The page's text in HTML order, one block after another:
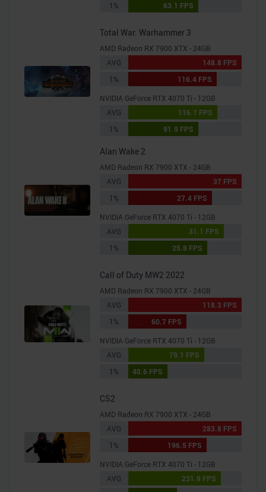
1%
63.1 FPS
Total War: Warhammer 3
AMD Radeon RX 7900 XTX - 24GB
AVG
148.8 FPS
1%
116.4 FPS
NVIDIA GeForce RTX 4070 Ti - 12GB
AVG
116.7 FPS
1%
91.9 FPS
Alan Wake 2
AMD Radeon RX 7900 XTX - 24GB
AVG
37 FPS
1%
27.4 FPS
NVIDIA GeForce RTX 4070 Ti - 12GB
AVG
31.1 FPS
1%
25.8 FPS
Call of Duty MW2 2022
AMD Radeon RX 7900 XTX - 24GB
AVG
118.3 FPS
1%
60.7 FPS
NVIDIA GeForce RTX 4070 Ti - 12GB
AVG
79.1 FPS
1%
40.6 FPS
CS2
AMD Radeon RX 7900 XTX - 24GB
AVG
283.8 FPS
1%
196.5 FPS
NVIDIA GeForce RTX 4070 Ti - 12GB
AVG
231.9 FPS